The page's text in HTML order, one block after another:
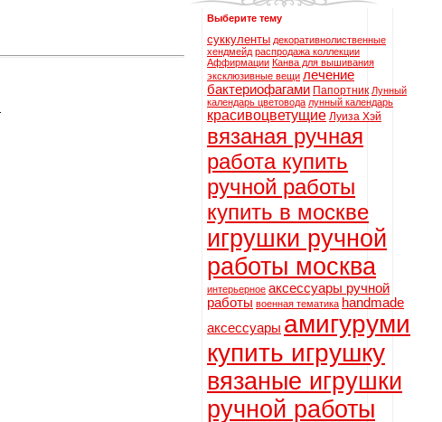
Выберите тему
суккуленты декоративнолиственные
хендмейд распродажа коллекции
Аффирмации Канва для вышивания
эксклюзивные вещи лечение
бактериофагами Папортник Лунный
календарь цветовода лунный календарь
красивоцветущие Луиза Хэй
вязаная ручная
работа купить
ручной работы
купить в москве
игрушки ручной
работы москва
интерьерное аксессуары ручной
работы военная тематика handmade
аксессуары амигуруми
купить игрушку
вязаные игрушки
ручной работы